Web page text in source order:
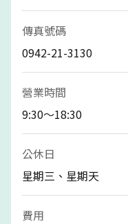
傳真號碼
0942-21-3130
營業時間
9:30～18:30
公休日
星期三、星期天
費用